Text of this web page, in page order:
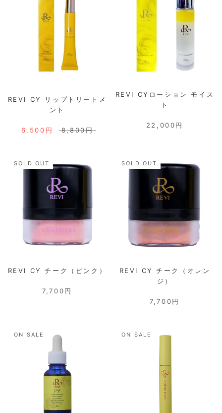
REVI CY リップトリートメ
ント
6,500円 8,800円
REVI CYローション モイス
ト
22,000円
SOLD OUT
REVI CY チーク（ピンク）
7,700円
SOLD OUT
REVI CY チーク（オレン
ジ）
7,700円
ON SALE ON SALE